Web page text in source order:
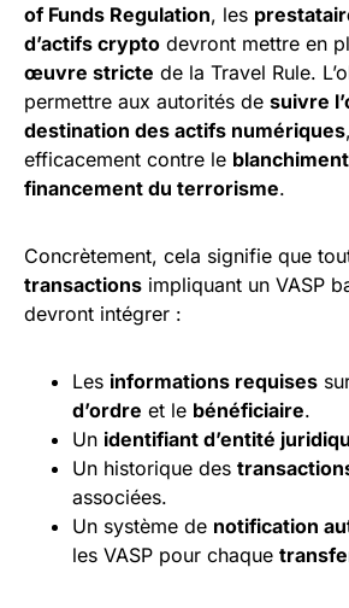
of Funds Regulation, les
d’actifs crypto devront mettre en
œuvre stricte de la Travel Rule.
permettre aux autorités de suivre
destination des actifs numériques
efficacement contre le
financement du terrorisme.
Concrètement, cela signifie que
transactions impliquant un VASP
devront intégrer :
Les informations requises
d’ordre et le bénéficiaire.
Un identifiant d’entité
Un historique des
associées.
Un système de notification
les VASP pour chaque